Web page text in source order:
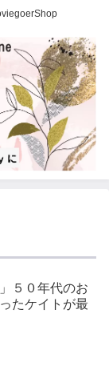
５０年代のお
たケイトが最